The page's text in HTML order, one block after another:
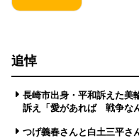
追悼
長崎市出身・平和訴えた
訴え「愛があれば 戦争な
つげ義春さんと白土三平